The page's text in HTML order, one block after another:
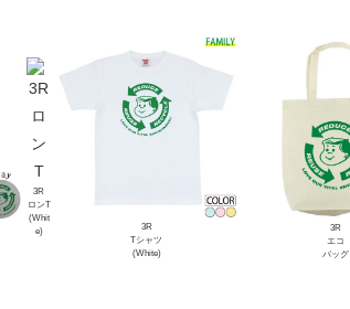
3R
ロンT
(Whit
e)
3R
Tシャツ
(White)
3R
エコ
バッグ